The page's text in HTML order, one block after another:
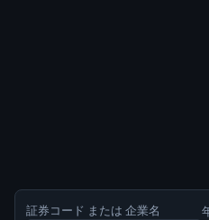
証券コード または 企業名